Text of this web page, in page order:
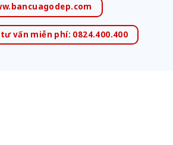
vấn miễn phí: 0824.400.400